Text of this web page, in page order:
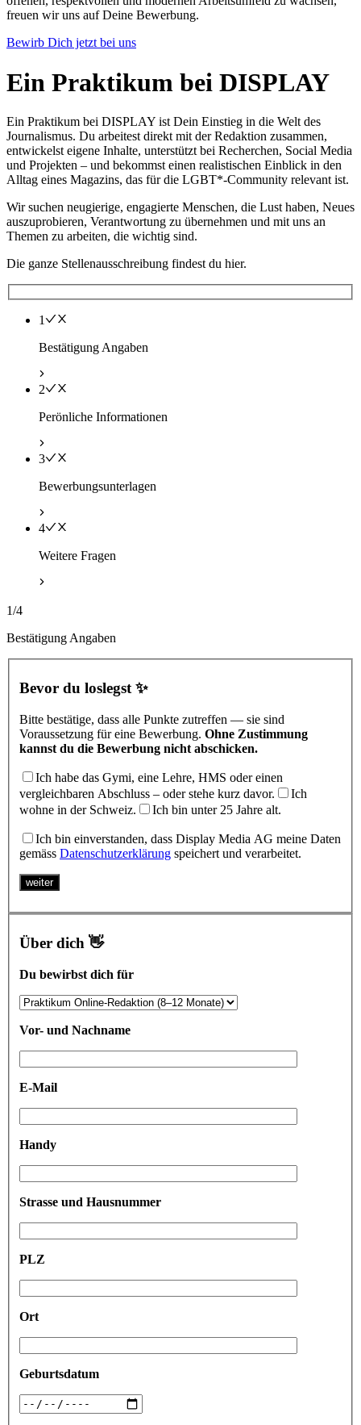
freuen wir uns auf Deine Bewerbung.
Bewirb Dich jetzt bei uns
Ein Praktikum bei DISPLAY
Ein Praktikum bei DISPLAY ist Dein Einstieg in die Welt des
Journalismus. Du arbeitest direkt mit der Redaktion zusammen,
entwickelst eigene Inhalte, unterstützt bei Recherchen, Social Media
und Projekten – und bekommst einen realistischen Einblick in den
Alltag eines Magazins, das für die LGBT*‑Community relevant ist.
Wir suchen neugierige, engagierte Menschen, die Lust haben, Neues
auszuprobieren, Verantwortung zu übernehmen und mit uns an
Themen zu arbeiten, die wichtig sind.
Die ganze Stellenausschreibung findest du hier.
1
Bestätigung Angaben
2
Perönliche Informationen
3
Bewerbungsunterlagen
4
Weitere Fragen
1/4
Bestätigung Angaben
Bevor du loslegst ✨
Bitte bestätige, dass alle Punkte zutreffen — sie sind
Voraussetzung für eine Bewerbung. Ohne Zustimmung
kannst du die Bewerbung nicht abschicken.
Ich habe das Gymi, eine Lehre, HMS oder einen
vergleichbaren Abschluss – oder stehe kurz davor.
Ich
wohne in der Schweiz.
Ich bin unter 25 Jahre alt.
Ich bin einverstanden, dass Display Media AG meine Daten
gemäss Datenschutzerklärung speichert und verarbeitet.
weiter
Über dich 👋
Du bewirbst dich für
Vor- und Nachname
E-Mail
Handy
Strasse und Hausnummer
PLZ
Ort
Geburtsdatum